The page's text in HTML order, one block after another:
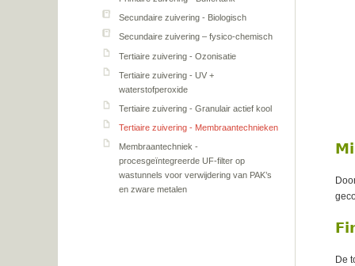
Secundaire zuivering - Biologisch
Secundaire zuivering – fysico-chemisch
Tertiaire zuivering - Ozonisatie
Tertiaire zuivering - UV +
waterstofperoxide
Tertiaire zuivering - Granulair actief kool
Tertiaire zuivering - Membraantechnieken
Membraantechniek -
procesgeïntegreerde UF-filter op
wastunnels voor verwijdering van PAK’s
en zware metalen
De